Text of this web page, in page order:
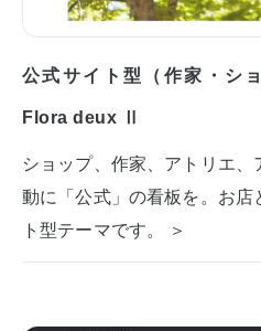
公式サイト型（作家・シ
Flora deux Ⅱ
ショップ、作家、アトリエ
動に「公式」の看板を。お店
ト型テーマです。 ＞